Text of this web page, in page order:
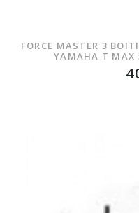
FORCE MASTER 3
YAMAHA T MAX